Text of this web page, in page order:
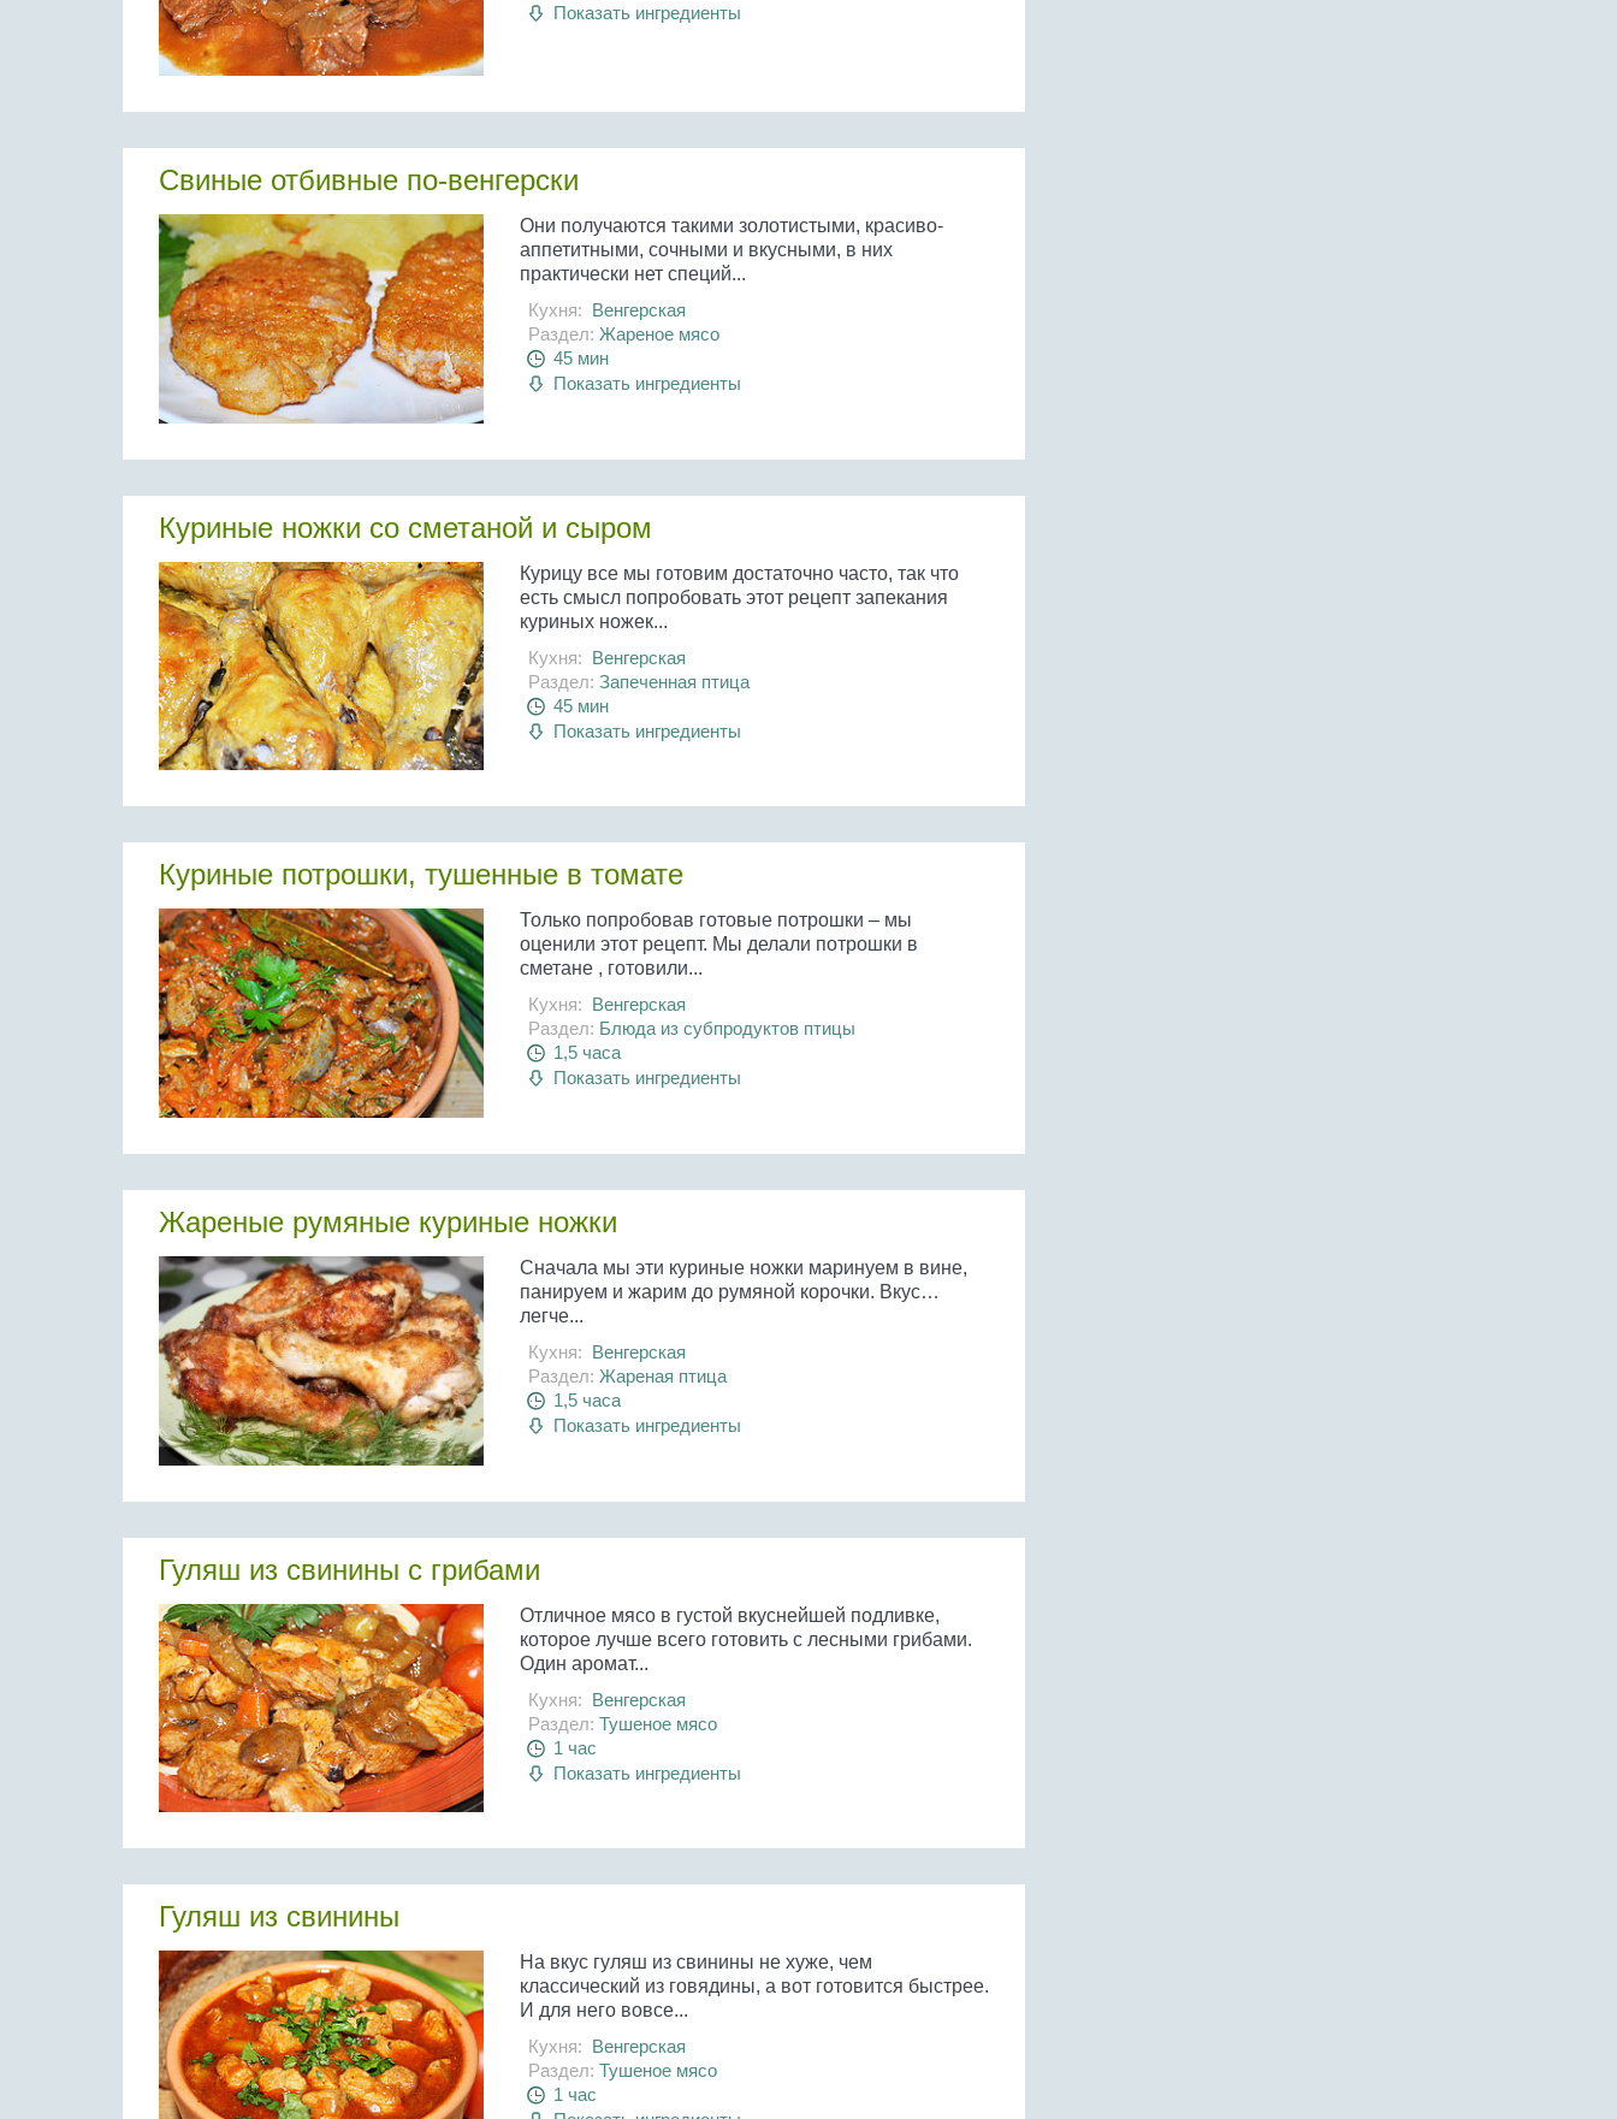
Показать ингредиенты
Свиные отбивные по-венгерски
Они получаются такими золотистыми, красиво-
аппетитными, сочными и вкусными, в них
практически нет специй...
Кухня: Венгерская
Раздел: Жареное мясо
45 мин
Показать ингредиенты
Куриные ножки со сметаной и сыром
Курицу все мы готовим достаточно часто, так что
есть смысл попробовать этот рецепт запекания
куриных ножек...
Кухня: Венгерская
Раздел: Запеченная птица
45 мин
Показать ингредиенты
Куриные потрошки, тушенные в томате
Только попробовав готовые потрошки – мы
оценили этот рецепт. Мы делали потрошки в
сметане , готовили...
Кухня: Венгерская
Раздел: Блюда из субпродуктов птицы
1,5 часа
Показать ингредиенты
Жареные румяные куриные ножки
Сначала мы эти куриные ножки маринуем в вине,
панируем и жарим до румяной корочки. Вкус…
легче...
Кухня: Венгерская
Раздел: Жареная птица
1,5 часа
Показать ингредиенты
Гуляш из свинины с грибами
Отличное мясо в густой вкуснейшей подливке,
которое лучше всего готовить с лесными грибами.
Один аромат...
Кухня: Венгерская
Раздел: Тушеное мясо
1 час
Показать ингредиенты
Гуляш из свинины
На вкус гуляш из свинины не хуже, чем
классический из говядины, а вот готовится быстрее.
И для него вовсе...
Кухня: Венгерская
Раздел: Тушеное мясо
1 час